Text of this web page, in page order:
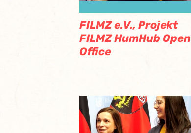
FILMZ e.V., Projekt
FILMZ HumHub Open
Office